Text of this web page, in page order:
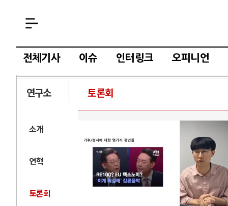
전체기사 이슈 인터링크 오피니언
연구소 토론회
소개
연혁
토론회